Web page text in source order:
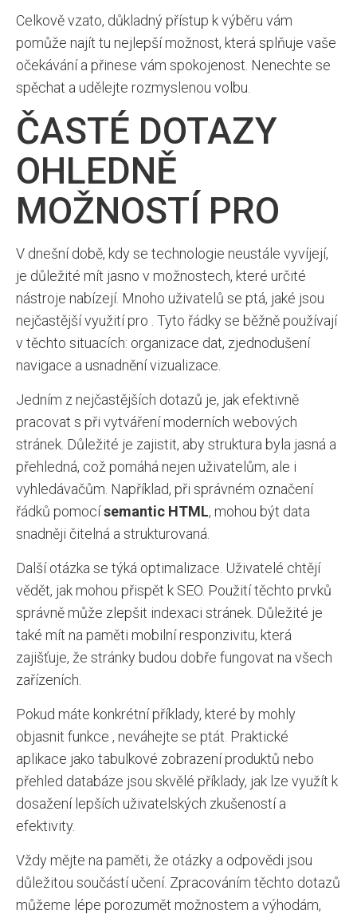
Celkově vzato, důkladný přístup k výběru vám
pomůže najít tu nejlepší možnost, která splňuje vaše
očekávání a přinese vám spokojenost. Nenechte se
spěchat a udělejte rozmyslenou volbu.
ČASTÉ DOTAZY
OHLEDNĚ
MOŽNOSTÍ PRO
V dnešní době, kdy se technologie neustále vyvíjejí,
je důležité mít jasno v možnostech, které určité
nástroje nabízejí. Mnoho uživatelů se ptá, jaké jsou
nejčastější využití pro . Tyto řádky se běžně používají
v těchto situacích: organizace dat, zjednodušení
navigace a usnadnění vizualizace.
Jedním z nejčastějších dotazů je, jak efektivně
pracovat s při vytváření moderních webových
stránek. Důležité je zajistit, aby struktura byla jasná a
přehledná, což pomáhá nejen uživatelům, ale i
vyhledávačům. Například, při správném označení
řádků pomocísemantic HTML, mohou být data
snadněji čitelná a strukturovaná.
Další otázka se týká optimalizace. Uživatelé chtějí
vědět, jak mohou přispět k SEO. Použití těchto prvků
správně může zlepšit indexaci stránek. Důležité je
také mít na paměti mobilní responzivitu, která
zajišťuje, že stránky budou dobře fungovat na všech
zařízeních.
Pokud máte konkrétní příklady, které by mohly
objasnit funkce , neváhejte se ptát. Praktické
aplikace jako tabulkové zobrazení produktů nebo
přehled databáze jsou skvělé příklady, jak lze využít k
dosažení lepších uživatelských zkušeností a
efektivity.
Vždy mějte na paměti, že otázky a odpovědi jsou
důležitou součástí učení. Zpracováním těchto dotazů
můžeme lépe porozumět možnostem a výhodám,